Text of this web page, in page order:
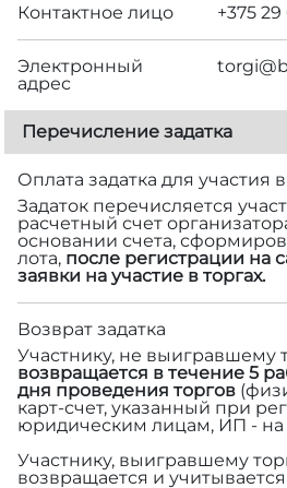
Контактное лицо +375
Электронный
адрес
Перечисление задатка
Оплата задатка для участия
Задаток перечисляется
расчетный счет
основании счета,
лота, после регистрации на
заявки на участие в торгах.
Возврат задатка
Участнику, не выигравшему
возвращается в течение 5
дня проведения торгов
карт-счет, указанный при
юридическим лицам, ИП - на
Участнику, выигравшему
возвращается и